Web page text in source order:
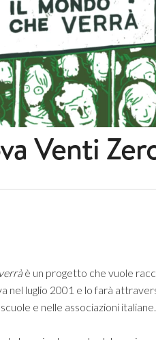
Venti
è un progetto che vuole
nel luglio 2001 e lo farà
e nelle associazioni italiane.